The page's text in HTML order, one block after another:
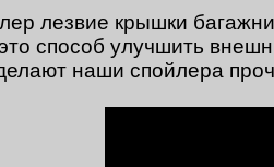
лезвие крышки
способ улучшить
наши спойлера